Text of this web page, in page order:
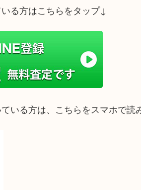
る方はこちらをタップ↓
いる方は、こちらをスマホで読